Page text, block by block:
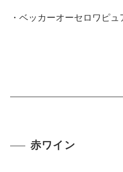
・ベッカーオーセロワピ
赤ワイン